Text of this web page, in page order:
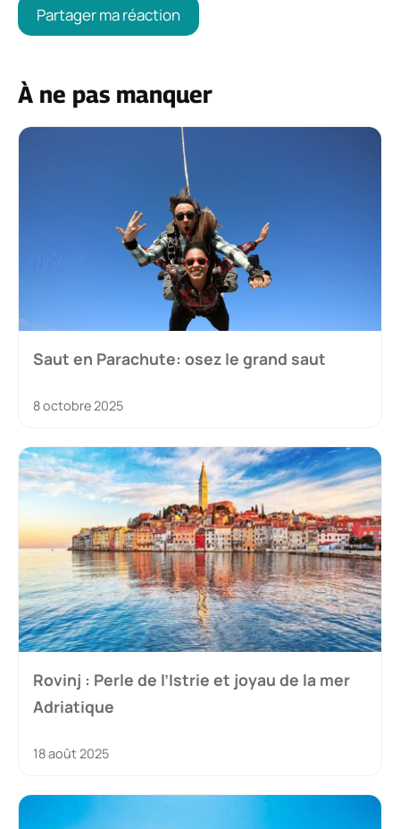
À ne pas manquer
Saut en Parachute: osez le grand saut
8 octobre 2025
Rovinj : Perle de l’Istrie et joyau de la mer
Adriatique
18 août 2025